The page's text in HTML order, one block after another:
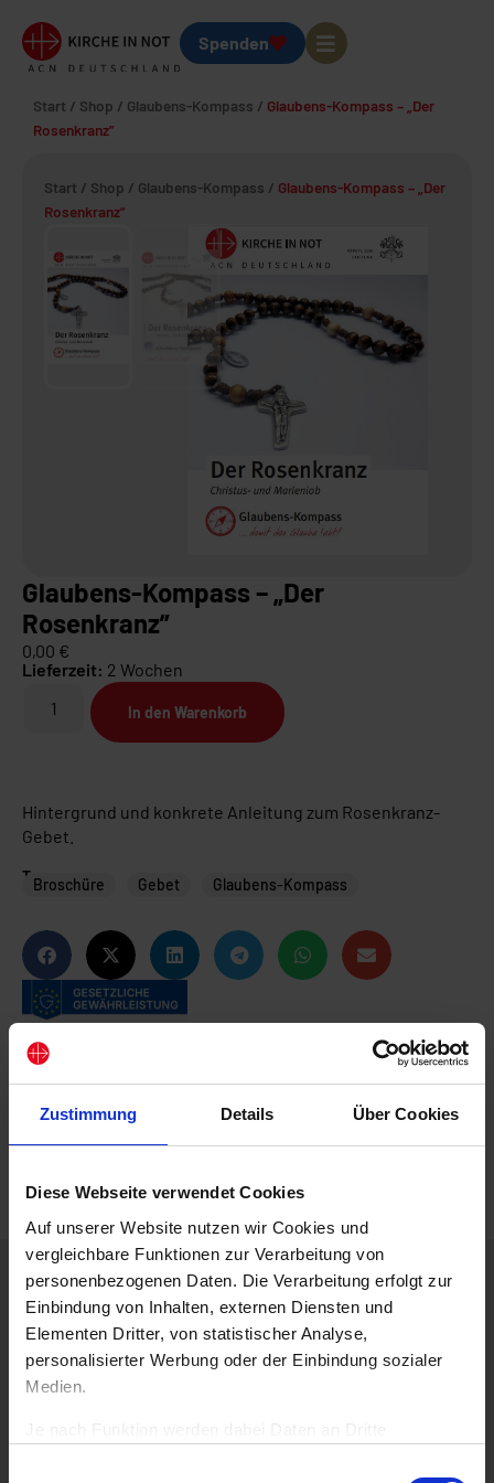
Zustimmung Details Über Cookies
Diese Webseite verwendet Cookies
Auf unserer Website nutzen wir Cookies und
vergleichbare Funktionen zur Verarbeitung von
personenbezogenen Daten. Die Verarbeitung erfolgt zur
Einbindung von Inhalten, externen Diensten und
Elementen Dritter, von statistischer Analyse,
personalisierter Werbung oder der Einbindung sozialer
Medien.
Spenden
Start / Shop / Glaubens-Kompass / Glaubens-Kompass – „Der
Rosenkranz”
Start / Shop / Glaubens-Kompass / Glaubens-Kompass – „Der
Rosenkranz”
Glaubens-Kompass – „Der
Rosenkranz”
0,00 €
Lieferzeit: 2 Wochen
In den Warenkorb
Hintergrund und konkrete Anleitung zum Rosenkranz-
Gebet.
TagsBroschüre Gebet Glaubens-Kompass
Beschreibung
Der Rosenkranz ist eine lebendige Gebetsform. In diesem
Glaubens-Kompass finden Sie Hintergründe zu der Form
des Gebets und aus welchen Teilen er besteht.
Best.-Nr.:4164